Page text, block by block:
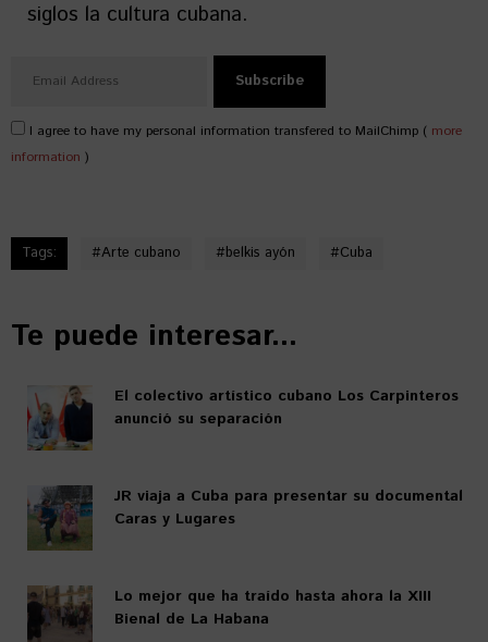
siglos la cultura cubana.
I agree to have my personal information transfered to MailChimp ( more
information )
Tags: #Arte cubano #belkis ayón #Cuba
Te puede interesar...
El colectivo artístico cubano Los Carpinteros
anunció su separación
JR viaja a Cuba para presentar su documental
Caras y Lugares
Lo mejor que ha traído hasta ahora la XIII
Bienal de La Habana